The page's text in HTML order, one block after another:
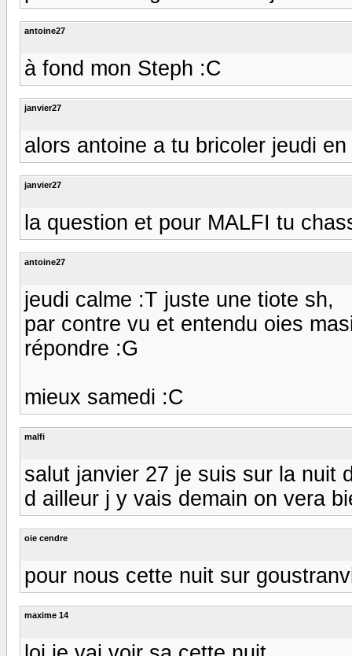
antoine27
à fond mon Steph :C
janvier27
alors antoine a tu bricoler jeudi en
janvier27
la question et pour MALFI tu
antoine27
jeudi calme :T juste une tiote sh,
par contre vu et entendu oies
répondre :G
mieux samedi :C
malfi
salut janvier 27 je suis sur la nuit
d ailleur j y vais demain on vera
oie cendre
pour nous cette nuit sur
maxime 14